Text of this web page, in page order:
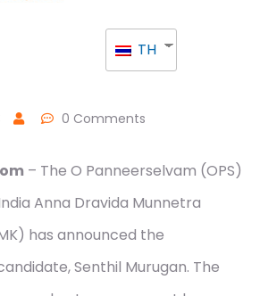
TH
0 Comments
– The O Panneerselvam (OPS)
Anna Dravida Munnetra
has announced the
Senthil Murugan. The